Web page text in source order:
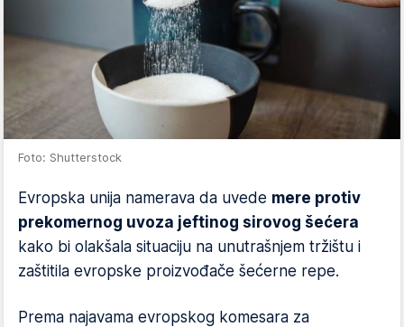
Foto: Shutterstock
Evropska unija namerava da uvede mere protiv
prekomernog uvoza jeftinog sirovog šećera
kako bi olakšala situaciju na unutrašnjem tržištu i
zaštitila evropske proizvođače šećerne repe.
Prema najavama evropskog komesara za